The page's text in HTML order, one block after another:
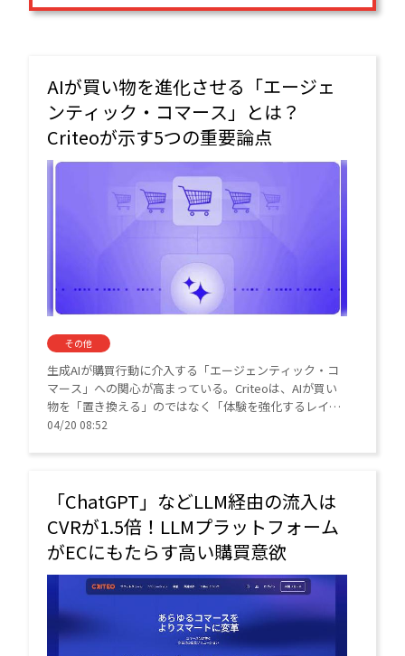
AIが買い物を進化させる「エージェ
ンティック・コマース」とは？
Criteoが示す5つの重要論点
その他
生成AIが購買行動に介入する「エージェンティック・コ
マース」への関心が高まっている。Criteoは、AIが買い
物を「置き換える」のではなく「体験を強化するレイヤ
ー」になると分析する。
04/20 08:52
「ChatGPT」などLLM経由の流入は
CVRが1.5倍！LLMプラットフォーム
がECにもたらす高い購買意欲